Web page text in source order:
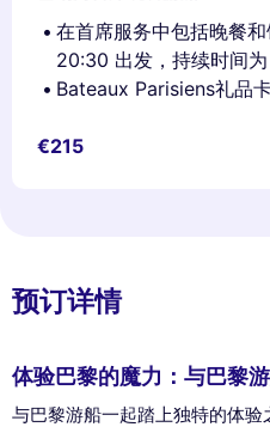
在首席服务中包括晚餐
20:30 出发，持续时间
Bateaux Parisiens礼品
€215
预订详情
体验巴黎的魔力：与巴黎
与巴黎游船一起踏上独特的体